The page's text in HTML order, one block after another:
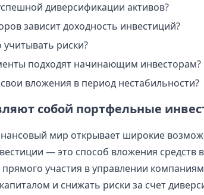
диверсификации активов?
зависит доходность инвестиций?
риски?
подходят начинающим инвесторам?
вложения в период нестабильности?
собой портфельные
мир открывает широкие
— это способ вложения средств
участия в управлении
и снижать риски за счет